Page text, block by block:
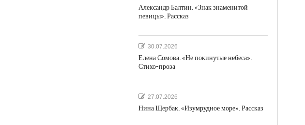
Александр Балтин. «Знак знаменитой
певицы». Рассказ
30.07.2026
Елена Сомова. «Не покинутые небеса».
Стихо-проза
27.07.2026
Нина Щербак. «Изумрудное море». Рассказ